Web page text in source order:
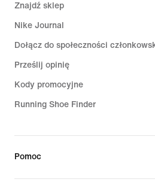
Znajdź sklep
Nike Journal
Dołącz do społeczności
Prześlij opinię
Kody promocyjne
Running Shoe Finder
Pomoc